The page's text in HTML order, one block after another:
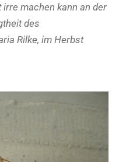
machen kann an der
des
Rilke, im Herbst